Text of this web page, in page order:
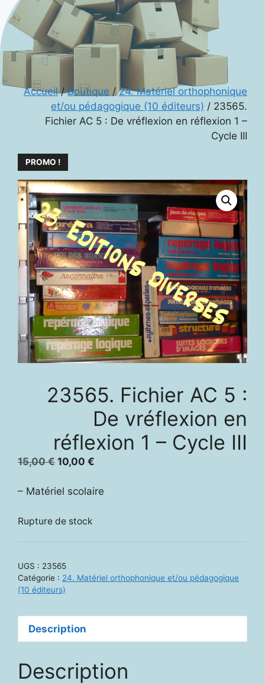
Accueil/Boutique /24. Matériel orthophonique
et/ou pédagogique (10 éditeurs) / 23565.
Fichier AC 5 : De vréflexion en réflexion 1 –
Cycle III
PROMO !
23565. Fichier AC 5 :
De vréflexion en
réflexion 1 – Cycle III
15,00€ Le
initial
15,00 €.
10,00 €
actuel
– Matériel scolaire
Rupture de stock
UGS : 23565
Catégorie : 24. Matériel orthophonique et/ou pédagogique
(10 éditeurs)
Description
Description